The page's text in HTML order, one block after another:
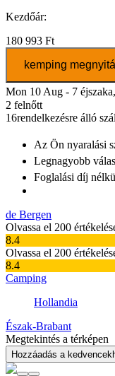
Kezdőár:
180 993 Ft
kemping
Mon 10 Aug - 7 éjszaka,
2 felnőtt
16rendelkezésre álló
Az Ön nyaralási
Legnagyobb
Foglalási díj
de Bergen
Olvassa el 200
8.4
Olvassa el 200
8.4
Camping
Hollandia
Észak-Brabant
Megtekintés a térképen
Hozzáadás a